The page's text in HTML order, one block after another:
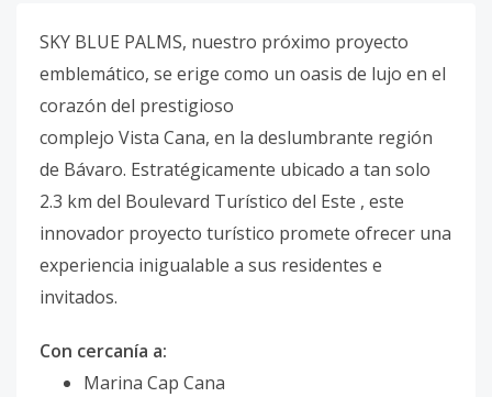
SKY BLUE PALMS, nuestro próximo proyecto
emblemático, se erige como un oasis de lujo en el
corazón del prestigioso
complejo Vista Cana, en la deslumbrante región
de Bávaro. Estratégicamente ubicado a tan solo
2.3 km del Boulevard Turístico del Este , este
innovador proyecto turístico promete ofrecer una
experiencia inigualable a sus residentes e
invitados.
Con cercanía a:
Marina Cap Cana